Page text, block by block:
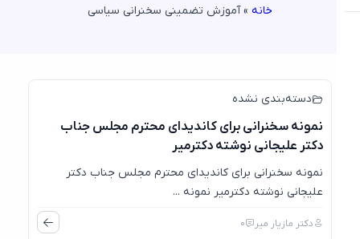
»آموزش تضمینی سخنرانی سیاسی
دسته‌بندی نشده
نمونه سخنرانی برای کاندیدای محترم مجلس جناب
دکتر علیجانی نوشته دکترمیر
نمونه سخنرانی برای کاندیدای محترم مجلس جناب دکتر
علیجانی نوشته دکترمیر نمونه ...
دکتر مازیار میر 0